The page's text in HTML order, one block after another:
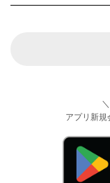
アプリ新規